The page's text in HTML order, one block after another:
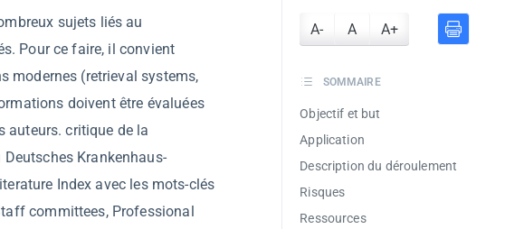
sujets liés au
Pour ce faire, il convient
modernes (retrieval systems,
doivent être évaluées
auteurs. critique de la
Krankenhaus-
Index avec les mots-clés
committees, Professional
A- A A+
SOMMAIRE
Objectif et but
Application
Description du déroulement
Risques
Ressources